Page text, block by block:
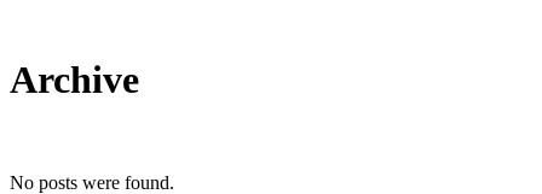
Archive
No posts were found.